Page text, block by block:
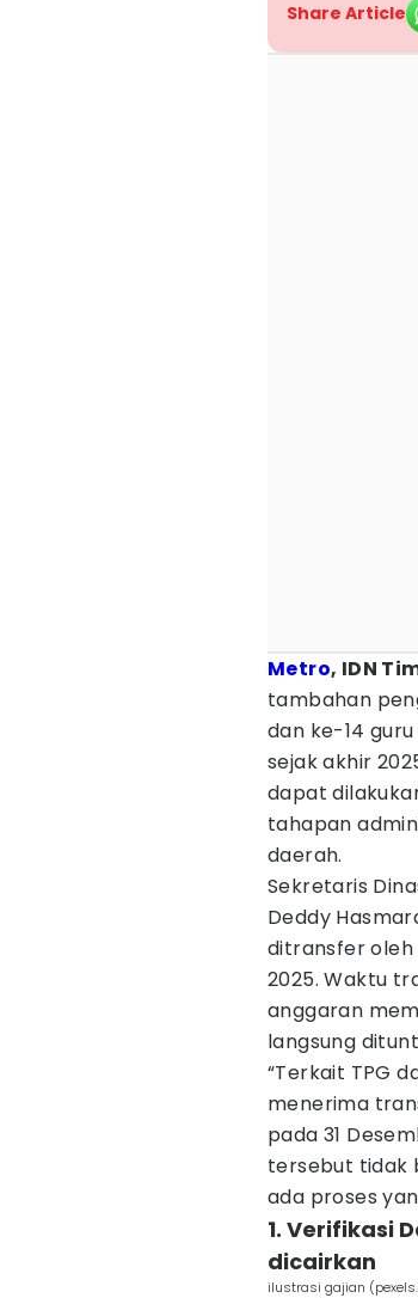
Share Article
Metro, IDN
tambahan
dan ke-14
sejak akhir
dapat
tahapan
daerah.
Sekretaris
Deddy
ditransfer oleh
2025. Waktu
anggaran
langsung
“Terkait TPG
menerima
pada 31
tersebut tidak
ada proses
1. Verifikasi
dicairkan
ilustrasi gajian